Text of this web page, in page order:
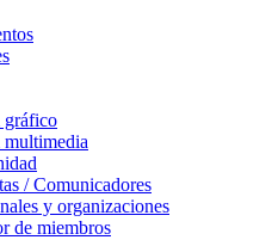
gráfico
/ Comunicadores
y organizaciones
de miembros